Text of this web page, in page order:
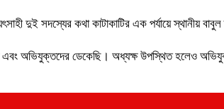
সদস্যের কথা কাটাকাটির এক পর্যায়ে স্থানীয় বাবুল
এবং অভিযুক্তদের ডেকেছি। অধ্যক্ষ উপস্থিত হলেও